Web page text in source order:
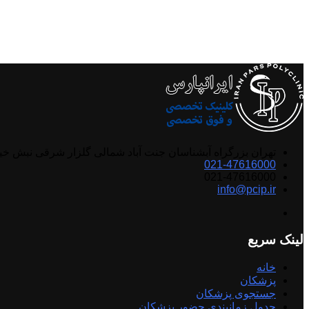
021-47616000
info@pcip.ir
لینک سریع
خانه
پزشکان
جستجوی پزشکان
جدول زمانبندی حضور پزشکان